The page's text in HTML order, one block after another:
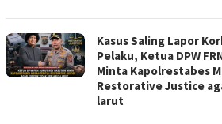
Kasus Saling Lapor
Pelaku, Ketua DPW
Minta Kapolrestabes
Restorative Justice
larut